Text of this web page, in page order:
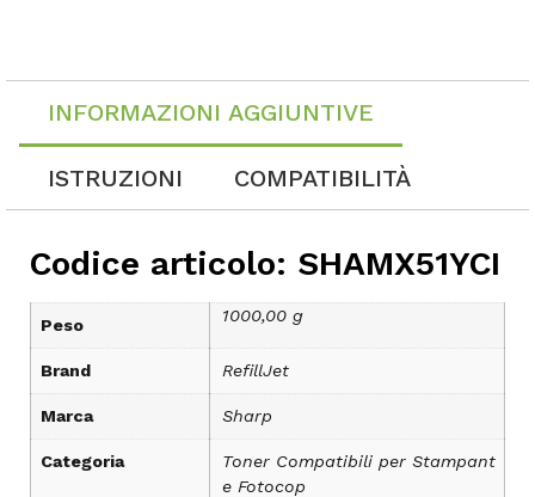
INFORMAZIONI AGGIUNTIVE
ISTRUZIONI COMPATIBILITÀ
Codice articolo: SHAMX51YCI
Peso 1000,00 g
Brand RefillJet
Marca Sharp
Categoria
Toner Compatibili per Stampant
e Fotocop